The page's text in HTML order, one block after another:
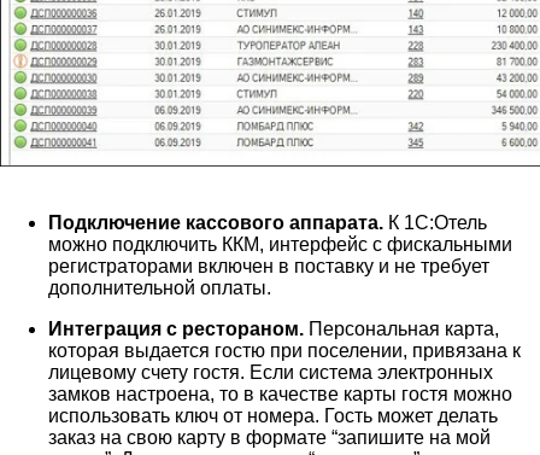
Подключение кассового аппарата. К 1С:Отель
можно подключить ККМ, интерфейс с фискальными
регистраторами включен в поставку и не требует
дополнительной оплаты.
Интеграция с рестораном. Персональная карта,
которая выдается гостю при поселении, привязана к
лицевому счету гостя. Если система электронных
замков настроена, то в качестве карты гостя можно
использовать ключ от номера. Гость может делать
заказ на свою карту в формате “запишите на мой